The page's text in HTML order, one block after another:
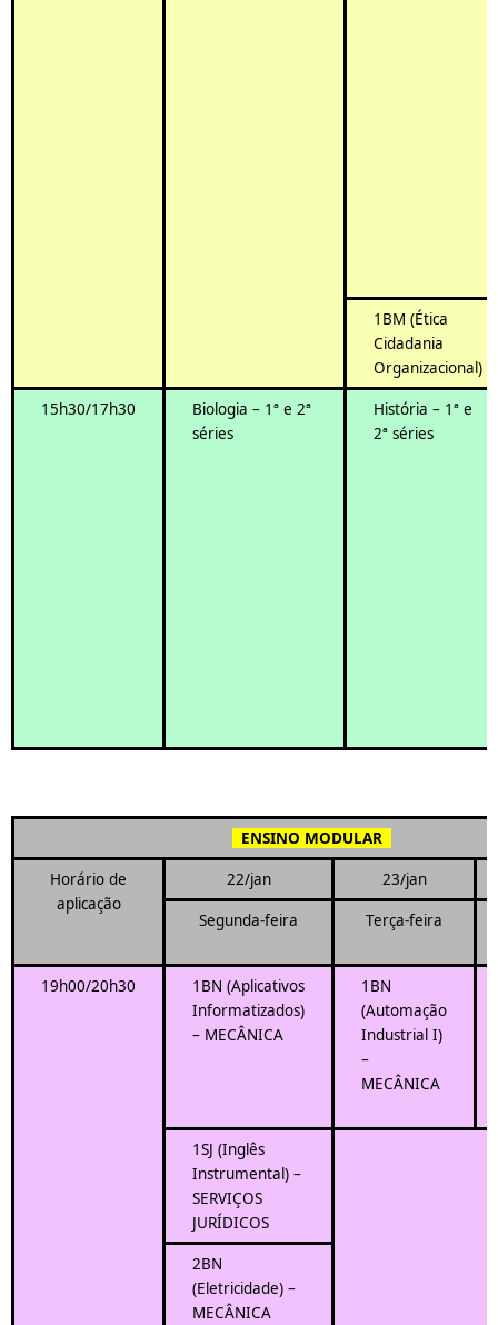
1BM (Ética
Cidadania
Organizacional)
15h30/17h30
Biologia – 1ª e 2ª
séries
História – 1ª e
2ª séries
ENSINO MODULAR
Horário de
aplicação
22/jan 23/jan
Segunda-feira Terça-feira
19h00/20h30
1BN (Aplicativos
Informatizados)
– MECÂNICA
1BN
(Automação
Industrial I)
–
MECÂNICA
1SJ (Inglês
Instrumental) –
SERVIÇOS
JURÍDICOS
2BN
(Eletricidade) –
MECÂNICA